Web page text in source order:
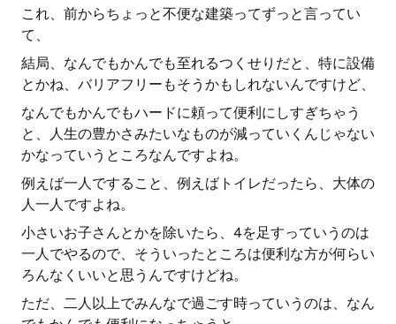
これ、前からちょっと不便な建築ってずっと言ってい
て、
結局、なんでもかんでも至れるつくせりだと、特に設備
とかね、バリアフリーもそうかもしれないんですけど、
なんでもかんでもハードに頼って便利にしすぎちゃう
と、人生の豊かさみたいなものが減っていくんじゃない
かなっていうところなんですよね。
例えば一人ですること、例えばトイレだったら、大体の
人一人ですよね。
小さいお子さんとかを除いたら、4を足すっていうのは
一人でやるので、そういったところは便利な方が何らい
ろんなくいいと思うんですけどね。
ただ、二人以上でみんなで過ごす時っていうのは、なん